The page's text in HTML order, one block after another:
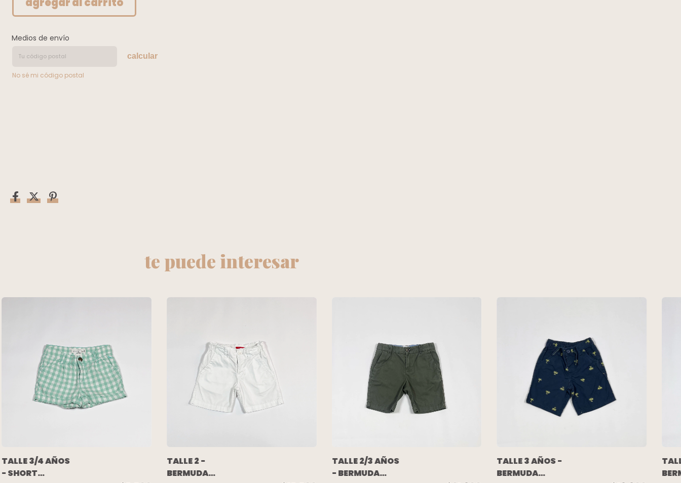
Medios de envío
calcular
No sé mi código postal
te puede interesar
TALLE 3/4 AÑOS
- SHORT
TALLE 2 -
BERMUDA
TALLE 2/3 AÑOS
- BERMUDA
TALLE 3 AÑOS -
BERMUDA